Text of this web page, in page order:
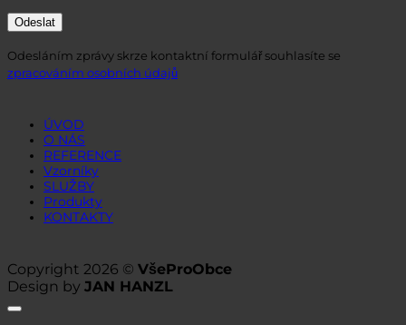
Odesláním zprávy skrze kontaktní formulář souhlasíte se
zpracováním osobních údajů
ÚVOD
O NÁS
REFERENCE
Vzorníky
SLUŽBY
Produkty
KONTAKTY
Copyright 2026 © VšeProObce
Design by JAN HANZL